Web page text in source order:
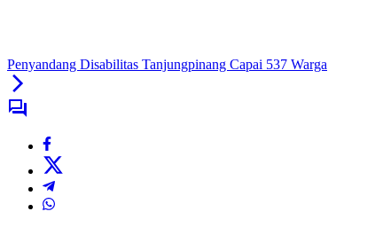
Penyandang Disabilitas Tanjungpinang Capai 537 Warga